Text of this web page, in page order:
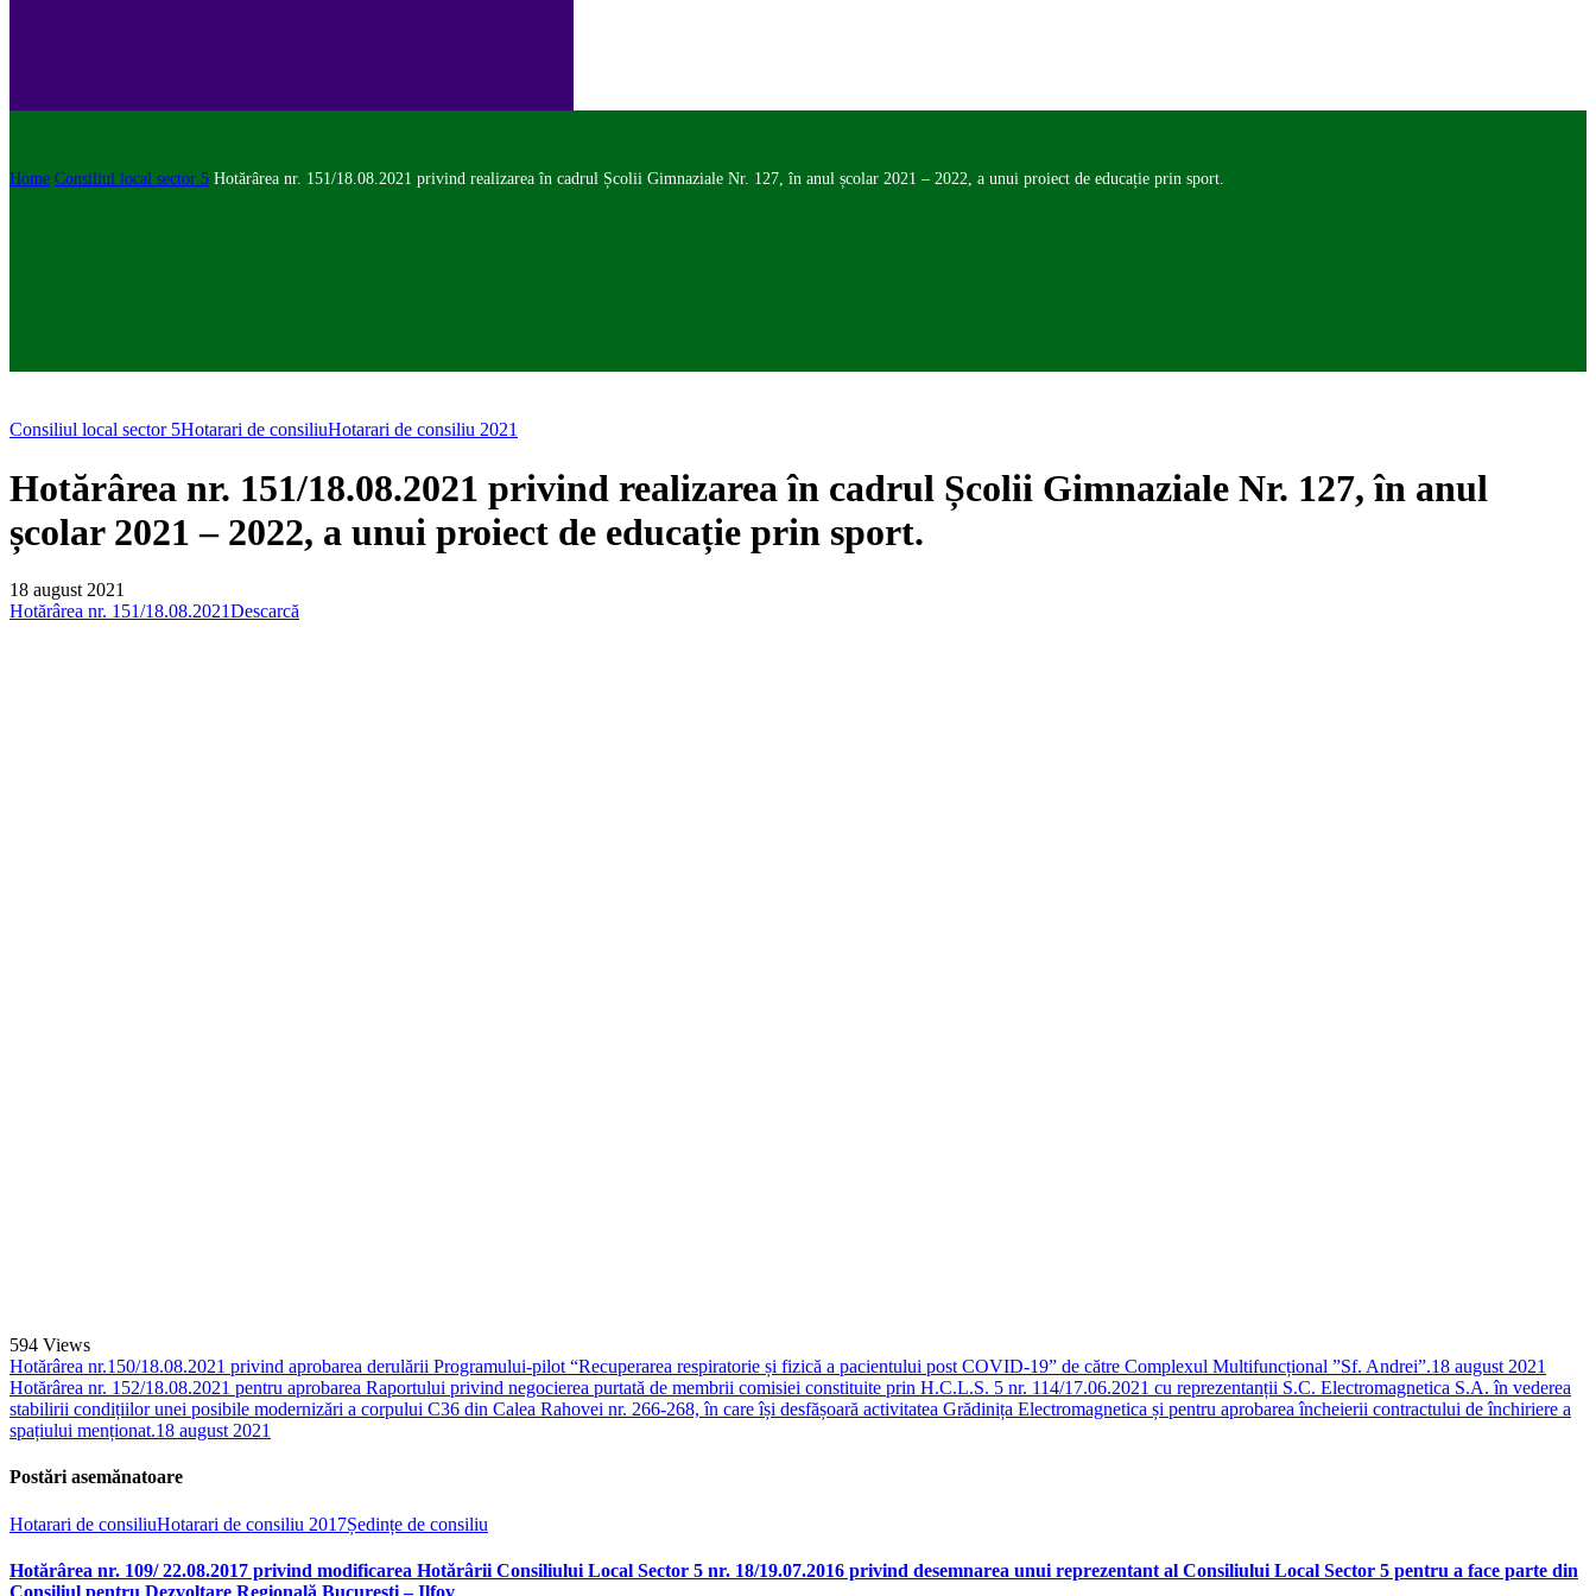
Home Consiliul local sector 5 Hotărârea nr. 151/18.08.2021 privind realizarea în cadrul Școlii Gimnaziale Nr. 127, în anul școlar 2021 – 2022, a unui proiect de educație prin sport.
Consiliul local sector 5Hotarari de consiliuHotarari de consiliu 2021
Hotărârea nr. 151/18.08.2021 privind realizarea în cadrul Școlii Gimnaziale Nr. 127, în anul
școlar 2021 – 2022, a unui proiect de educație prin sport.
18 august 2021
Hotărârea nr. 151/18.08.2021Descarcă
594 Views
Hotărârea nr.150/18.08.2021 privind aprobarea derulării Programului-pilot “Recuperarea respiratorie și fizică a pacientului post COVID-19” de către Complexul Multifuncțional ”Sf. Andrei”.18 august 2021
Hotărârea nr. 152/18.08.2021 pentru aprobarea Raportului privind negocierea purtată de membrii comisiei constituite prin H.C.L.S. 5 nr. 114/17.06.2021 cu reprezentanții S.C. Electromagnetica S.A. în vederea
stabilirii condițiilor unei posibile modernizări a corpului C36 din Calea Rahovei nr. 266-268, în care își desfășoară activitatea Grădinița Electromagnetica și pentru aprobarea încheierii contractului de închiriere a
spațiului menționat.18 august 2021
Postări asemănatoare
Hotarari de consiliuHotarari de consiliu 2017Ședințe de consiliu
Hotărârea nr. 109/ 22.08.2017 privind modificarea Hotărârii Consiliului Local Sector 5 nr. 18/19.07.2016 privind desemnarea unui reprezentant al Consiliului Local Sector 5 pentru a face parte din
Consiliul pentru Dezvoltare Regională București – Ilfov